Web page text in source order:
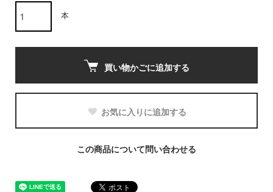
本
買い物かごに追加する
お気に入りに追加する
この商品について問い合わせる